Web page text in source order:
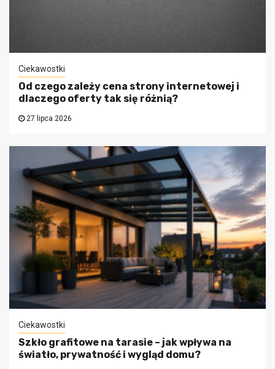
Ciekawostki
Od czego zależy cena strony internetowej i
dlaczego oferty tak się różnią?
27 lipca 2026
Ciekawostki
Szkło grafitowe na tarasie – jak wpływa na
światło, prywatność i wygląd domu?